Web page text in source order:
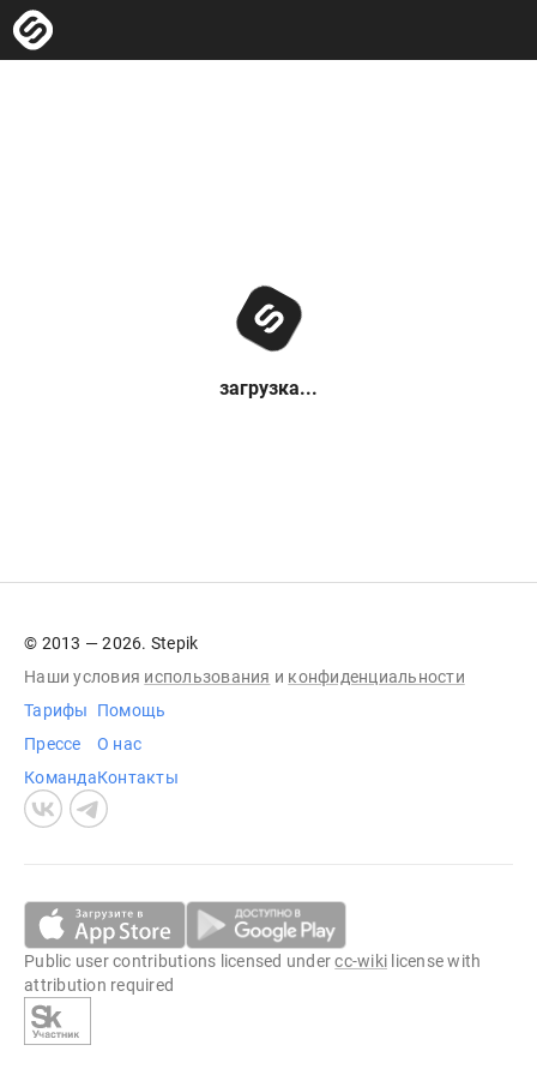
загрузка...
© 2013 — 2026. Stepik
Наши условия использования и конфиденциальности
Тарифы
Прессе
Команда
Помощь
О нас
Контакты
Public user contributions licensed undercc-wiki license with
attribution required